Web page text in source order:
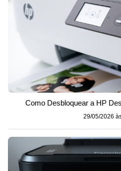
Como Desbloquear a HP
29/05/2026